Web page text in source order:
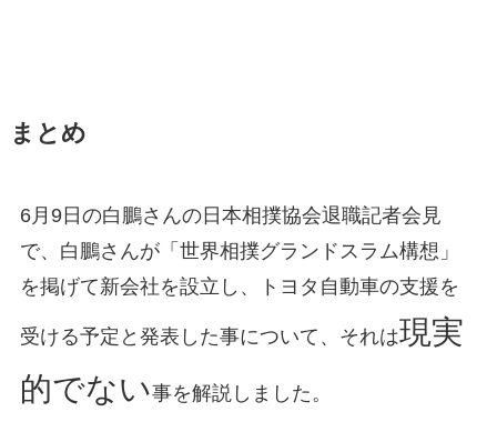
まとめ
6月9日の白鵬さんの日本相撲協会退職記者会見
で、白鵬さんが「世界相撲グランドスラム構想」
を掲げて新会社を設立し、トヨタ自動車の支援を
受ける予定と発表した事について、それは現実
的でない事を解説しました。